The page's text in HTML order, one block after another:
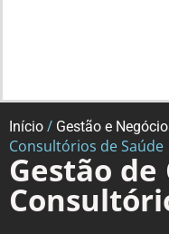
Início / Gestão e
Consultórios de Saúde
Gestão de